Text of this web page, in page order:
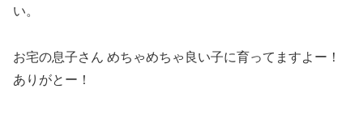
い。
お宅の息子さん めちゃめちゃ良い子に育ってますよー！
ありがとー！